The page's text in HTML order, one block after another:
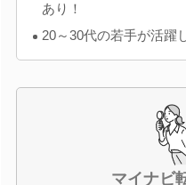
あり！
20～30代の若手が活躍
マイナビ